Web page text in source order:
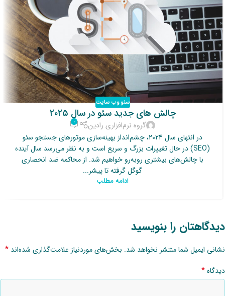
سئو وب سایت
چالش های جدید سئو در سال ۲۰۲۵
گروه نرم‌افزاری رادین ۰
در انتهای سال 2024، چشم‌انداز بهینه‌سازی موتورهای جستجو سئو
(SEO) در حال تغییرات بزرگ و سریع است و به نظر می‌رسد سال آینده
با چالش‌های بیشتری روبه‌رو خواهیم شد. از محاکمه ضد انحصاری
گوگل گرفته تا پیشر...
ادامه مطلب
دیدگاهتان را بنویسید
نشانی ایمیل شما منتشر نخواهد شد. بخش‌های موردنیاز علامت‌گذاری شده‌اند *
دیدگاه*